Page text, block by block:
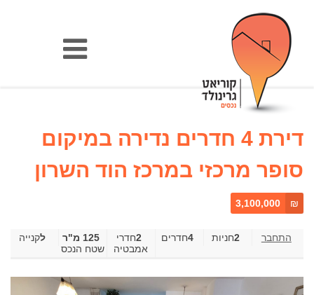
דירת 4 חדרים נדירה במיקום
סופר מרכזי במרכז הוד השרון
₪
3,100,000
קנייה
125 מ"ר
שטח הנכס
2‎חדרי
אמבטיה
4חדרים 2
‎חניות